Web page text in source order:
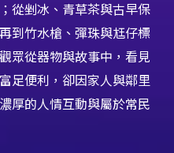
從剉冰、青草茶與古早保
到竹水槍、彈珠與尪仔標
眾從器物與故事中，看見
足便利，卻因家人與鄰里
厚的人情互動與屬於常民